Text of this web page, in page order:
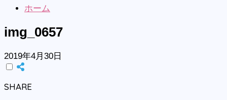
ホーム
img_0657
2019年4月30日
SHARE